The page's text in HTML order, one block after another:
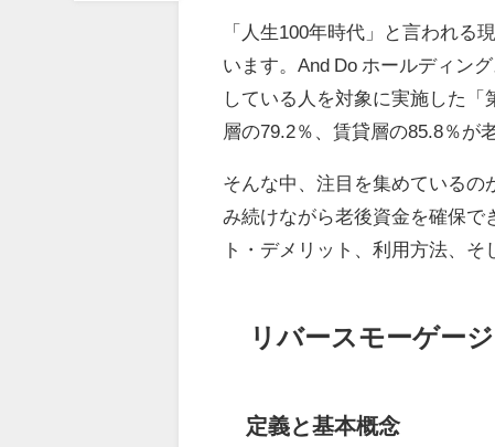
「人生100年時代」と言われる
います。And Do ホールディン
している人を対象に実施した
層の79.2％、賃貸層の85.8％が
そんな中、注目を集めている
み続けながら老後資金を確保で
ト・デメリット、利用方法、そ
リバースモーゲー
定義と基本概念